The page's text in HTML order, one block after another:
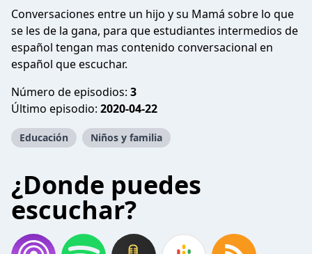
Conversaciones entre un hijo y su Mamá sobre lo que
se les de la gana, para que estudiantes intermedios de
español tengan mas contenido conversacional en
español que escuchar.
Número de episodios: 3
Último episodio: 2020-04-22
Educación Niños y familia
¿Donde puedes
escuchar?